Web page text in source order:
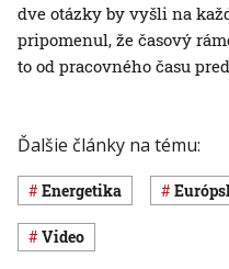
dve otázky by vyšli na
pripomenul, že časový
to od pracovného času
Ďalšie články na tému:
Energetika
Video